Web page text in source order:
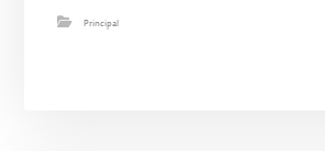
Principal